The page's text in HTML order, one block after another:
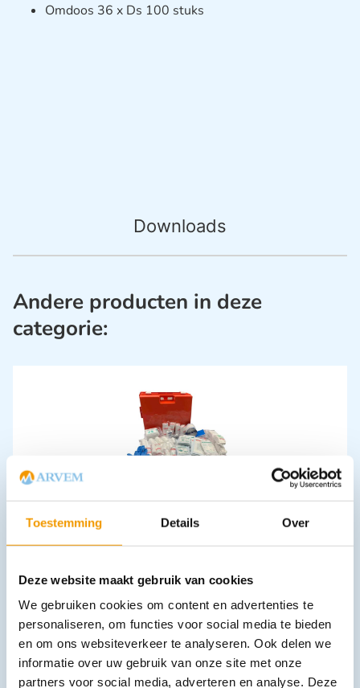
Toestemming Details Over
Deze website maakt gebruik van cookies
We gebruiken cookies om content en advertenties te
personaliseren, om functies voor social media te bieden
en om ons websiteverkeer te analyseren. Ook delen we
informatie over uw gebruik van onze site met onze
partners voor social media, adverteren en analyse. Deze
Downloads
Omdoos 36 x Ds 100 stuks
Andere producten in deze
categorie:
Verbandkoffer Multi BHV Industrie
€105,62 incl. btw
Leverbaar